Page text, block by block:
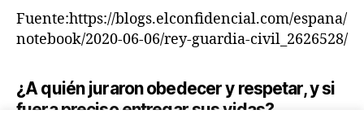
Fuente:https://blogs.elconfidencial.com/espana/
notebook/2020-06-06/rey-guardia-civil_2626528/
¿A quién juraron obedecer y respetar, y si
fuera preciso entregar sus vidas?